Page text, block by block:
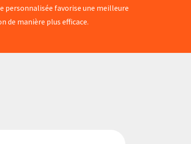
personnalisée favorise une meilleure
manière plus efficace.